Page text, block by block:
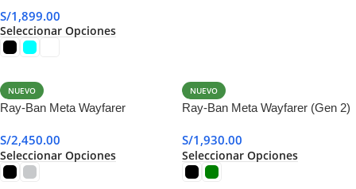
S/1,899.00
Seleccionar Opciones
NUEVO
Ray-Ban Meta Wayfarer
S/2,450.00
Seleccionar Opciones
NUEVO
Ray-Ban Meta Wayfarer (Gen 2)
S/1,930.00
Seleccionar Opciones